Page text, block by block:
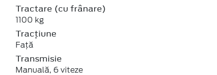
Tractare (cu frânare)
1100 kg
Tracțiune
Față
Transmisie
Manuală, 6 viteze